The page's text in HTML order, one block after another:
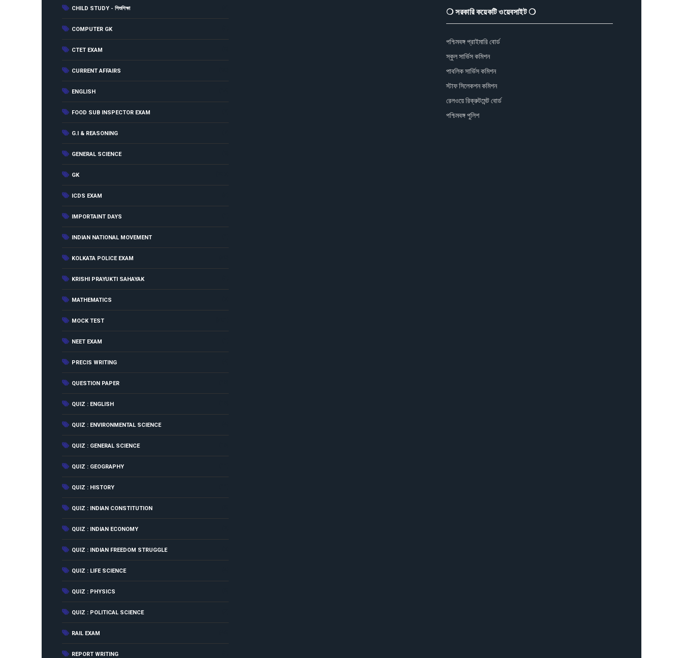
CHILD STUDY - শিশুশিক্ষা
COMPUTER GK
CTET EXAM
CURRENT AFFAIRS
ENGLISH
FOOD SUB INSPECTOR EXAM
G.I & REASONING
GENERAL SCIENCE
GK
ICDS EXAM
IMPORTAINT DAYS
INDIAN NATIONAL MOVEMENT
KOLKATA POLICE EXAM
KRISHI PRAYUKTI SAHAYAK
MATHEMATICS
MOCK TEST
NEET EXAM
PRECIS WRITING
QUESTION PAPER
QUIZ : ENGLISH
QUIZ : ENVIRONMENTAL SCIENCE
QUIZ : GENERAL SCIENCE
QUIZ : GEOGRAPHY
QUIZ : HISTORY
QUIZ : INDIAN CONSTITUTION
QUIZ : INDIAN ECONOMY
QUIZ : INDIAN FREEDOM STRUGGLE
QUIZ : LIFE SCIENCE
QUIZ : PHYSICS
QUIZ : POLITICAL SCIENCE
RAIL EXAM
REPORT WRITING
❍ সরকারি কয়েকটি ওয়েবসাইট ❍
পশ্চিমবঙ্গ প্রাইমারি বোর্ড
স্কুল সার্ভিস কমিশন
পাবলিক সার্ভিস কমিশন
স্টাফ সিলেকশন কমিশন
রেলওয়ে রিক্রুটমেন্ট বোর্ড
পশ্চিমবঙ্গ পুলিশ